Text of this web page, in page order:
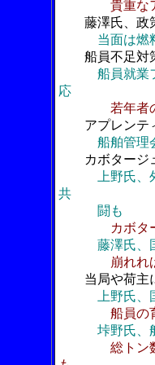
貴重な
藤澤氏、政
当面は燃
船員不足対
船員就業
応
若年者
アプレンテ
船舶管理
カボタージ
上野氏
共
闘も
カボタ
藤澤氏、
崩れれ
当局や荷主
上野氏
船員の
垰野氏、
総トン